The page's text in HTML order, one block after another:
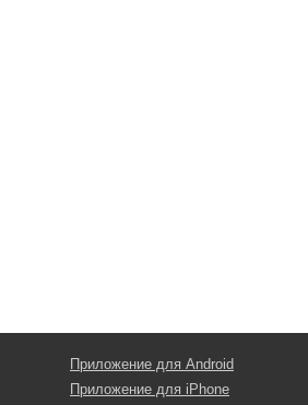
Приложение для Android
Приложение для iPhone